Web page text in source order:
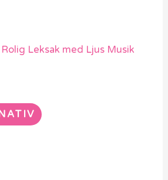
Leksak med Ljus Musik